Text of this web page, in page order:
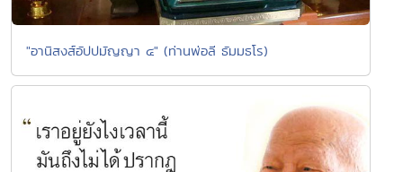
"อานิสงส์อัปปมัญญา ๔" (ท่านพ่อลี ธัมมธโร)